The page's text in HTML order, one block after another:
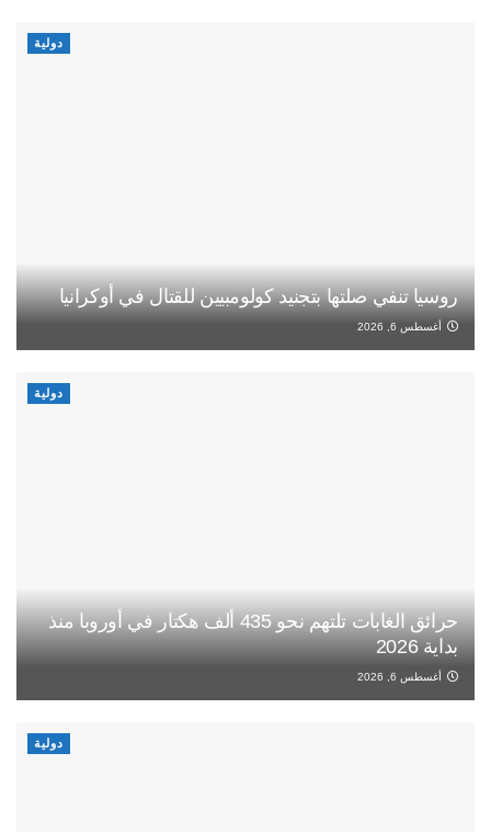
دولية
روسيا تنفي صلتها بتجنيد كولومبيين للقتال في أوكرانيا
أغسطس 6, 2026
دولية
حرائق الغابات تلتهم نحو 435 ألف هكتار في أوروبا منذ
بداية 2026
أغسطس 6, 2026
دولية